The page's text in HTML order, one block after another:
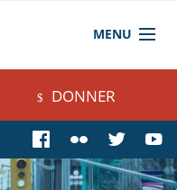
MENU
DONNER